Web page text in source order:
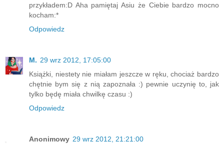
przykładem:D Aha pamiętaj Asiu że Ciebie bardzo mocno
kocham:*
Odpowiedz
M. 29 wrz 2012, 17:05:00
Książki, niestety nie miałam jeszcze w ręku, chociaż bardzo
chętnie bym się z nią zapoznała :) pewnie uczynię to, jak
tylko będę miała chwilkę czasu :)
Odpowiedz
Anonimowy 29 wrz 2012, 21:21:00